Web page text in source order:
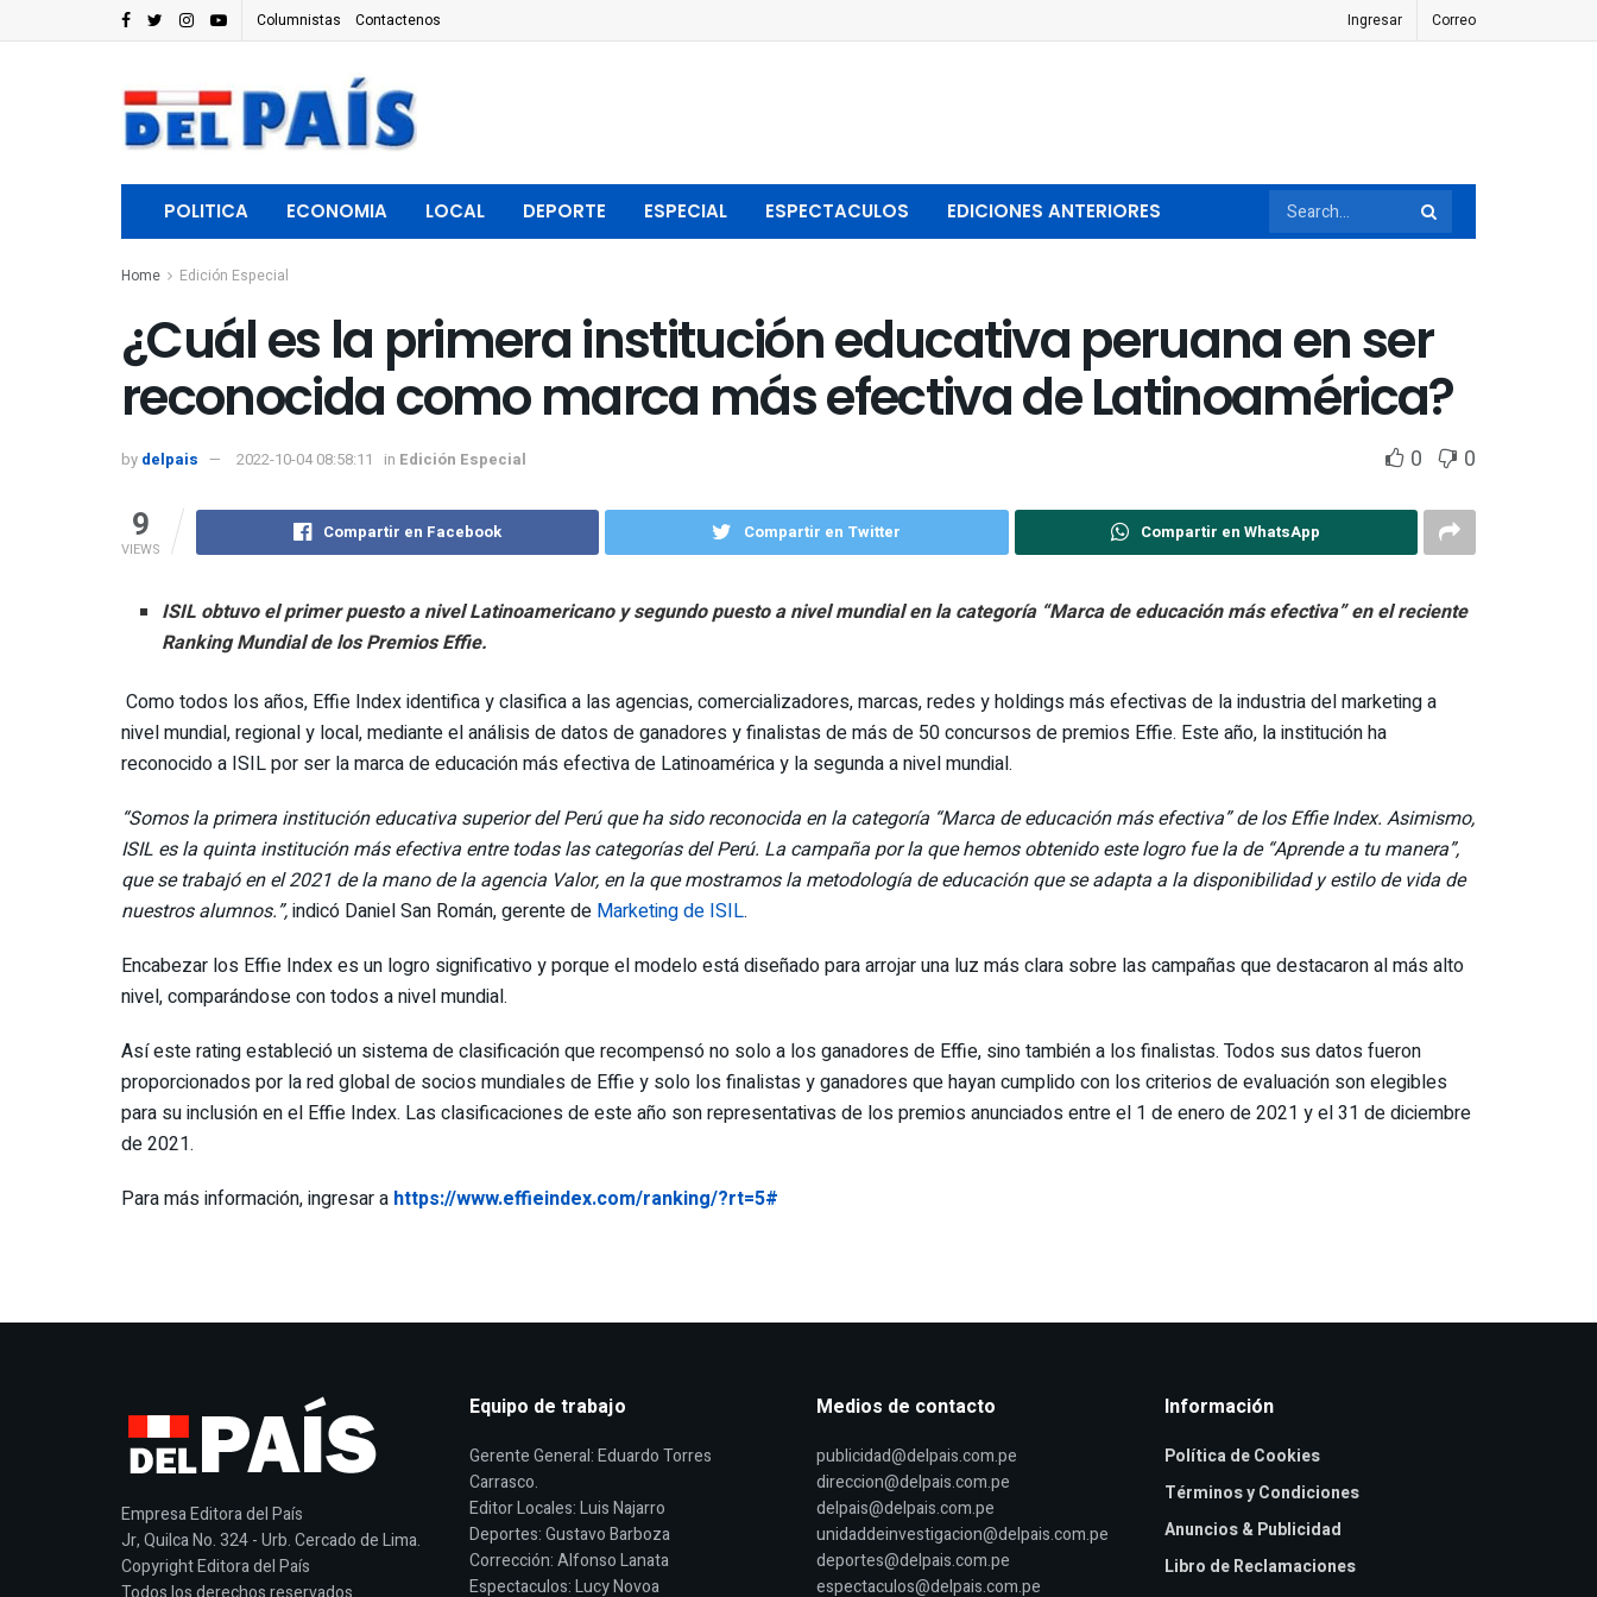
Columnistas Contactenos Ingresar Correo
POLITICA ECONOMIA LOCAL DEPORTE ESPECIAL ESPECTACULOS EDICIONES ANTERIORES
Home Edición Especial
¿Cuál es la primera institución educativa peruana en ser
reconocida como marca más efectiva de Latinoamérica?
by delpais 2022-10-04 08:58:11 in Edición Especial 0 0
9
VIEWS
Compartir en Facebook Compartir en Twitter Compartir en WhatsApp
ISIL obtuvo el primer puesto a nivel Latinoamericano y segundo puesto a nivel mundial en la categoría “Marca de educación más efectiva” en el reciente
Ranking Mundial de los Premios Effie.
Como todos los años, Effie Index identifica y clasifica a las agencias, comercializadores, marcas, redes y holdings más efectivas de la industria del marketing a
nivel mundial, regional y local, mediante el análisis de datos de ganadores y finalistas de más de 50 concursos de premios Effie. Este año, la institución ha
reconocido a ISIL por ser la marca de educación más efectiva de Latinoamérica y la segunda a nivel mundial.
“Somos la primera institución educativa superior del Perú que ha sido reconocida en la categoría “Marca de educación más efectiva” de los Effie Index. Asimismo,
ISIL es la quinta institución más efectiva entre todas las categorías del Perú. La campaña por la que hemos obtenido este logro fue la de “Aprende a tu manera”,
que se trabajó en el 2021 de la mano de la agencia Valor, en la que mostramos la metodología de educación que se adapta a la disponibilidad y estilo de vida de
nuestros alumnos.”,indicó Daniel San Román, gerente de Marketing de ISIL.
Encabezar los Effie Index es un logro significativo y porque el modelo está diseñado para arrojar una luz más clara sobre las campañas que destacaron al más alto
nivel, comparándose con todos a nivel mundial.
Así este rating estableció un sistema de clasificación que recompensó no solo a los ganadores de Effie, sino también a los finalistas. Todos sus datos fueron
proporcionados por la red global de socios mundiales de Effie y solo los finalistas y ganadores que hayan cumplido con los criterios de evaluación son elegibles
para su inclusión en el Effie Index. Las clasificaciones de este año son representativas de los premios anunciados entre el 1 de enero de 2021 y el 31 de diciembre
de 2021.
Para más información, ingresar a https://www.effieindex.com/ranking/?rt=5#
Empresa Editora del País
Jr, Quilca No. 324 - Urb. Cercado de Lima.
Copyright Editora del País
Equipo de trabajo
Gerente General: Eduardo Torres
Carrasco.
Editor Locales: Luis Najarro
Deportes: Gustavo Barboza
Corrección: Alfonso Lanata
Espectaculos: Lucy Novoa
Medios de contacto
publicidad@delpais.com.pe
direccion@delpais.com.pe
delpais@delpais.com.pe
unidaddeinvestigacion@delpais.com.pe
deportes@delpais.com.pe
espectaculos@delpais.com.pe
Información
Política de Cookies
Términos y Condiciones
Anuncios & Publicidad
Libro de Reclamaciones